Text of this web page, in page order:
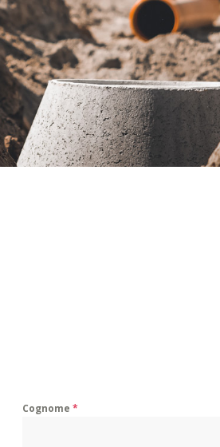
Cognome *